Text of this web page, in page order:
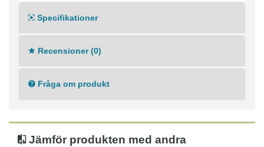
Specifikationer
Recensioner (0)
Fråga om produkt
Jämför produkten med andra